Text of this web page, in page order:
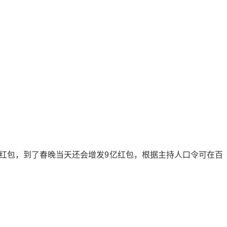
包，到了春晚当天还会增发9亿红包，根据主持人口令可在百